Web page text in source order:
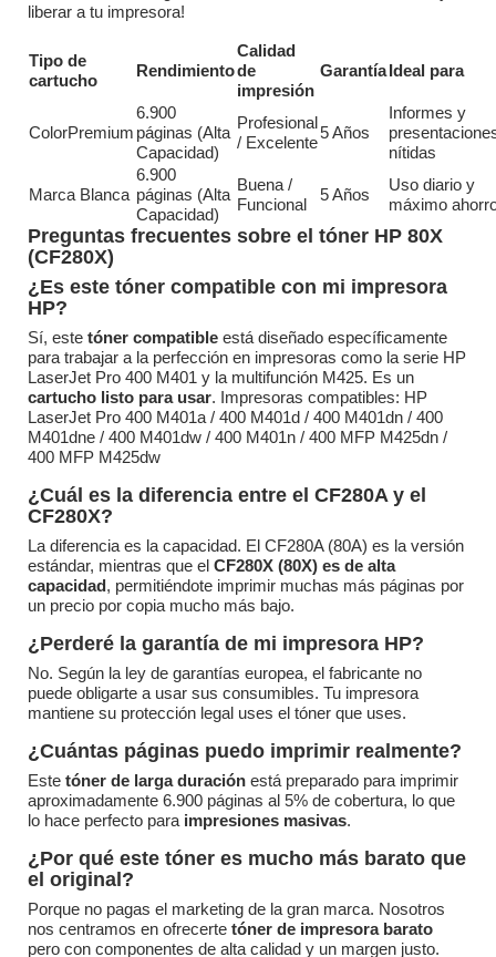
liberar a tu impresora!
Tipo de
cartucho
Rendimiento
Calidad
de
impresión
GarantíaIdeal para
ColorPremium
6.900
páginas (Alta
Capacidad)
Profesional
/ Excelente
5 Años
Informes y
nítidas
Marca Blanca
6.900
páginas (Alta
Capacidad)
Buena /
Funcional
5 Años
Uso diario y
máximo
Preguntas frecuentes sobre el tóner HP 80X
(CF280X)
¿Es este tóner compatible con mi impresora
HP?
Sí, este tóner compatible está diseñado específicamente
para trabajar a la perfección en impresoras como la serie HP
LaserJet Pro 400 M401 y la multifunción M425. Es un
cartucho listo para usar. Impresoras compatibles: HP
LaserJet Pro 400 M401a / 400 M401d / 400 M401dn / 400
M401dne / 400 M401dw / 400 M401n / 400 MFP M425dn /
400 MFP M425dw
¿Cuál es la diferencia entre el CF280A y el
CF280X?
La diferencia es la capacidad. El CF280A (80A) es la versión
estándar, mientras que el CF280X (80X) es de alta
capacidad, permitiéndote imprimir muchas más páginas por
un precio por copia mucho más bajo.
¿Perderé la garantía de mi impresora HP?
No. Según la ley de garantías europea, el fabricante no
puede obligarte a usar sus consumibles. Tu impresora
mantiene su protección legal uses el tóner que uses.
¿Cuántas páginas puedo imprimir realmente?
Este tóner de larga duración está preparado para imprimir
aproximadamente 6.900 páginas al 5% de cobertura, lo que
lo hace perfecto para impresiones masivas.
¿Por qué este tóner es mucho más barato que
el original?
Porque no pagas el marketing de la gran marca. Nosotros
nos centramos en ofrecerte tóner de impresora barato
pero con componentes de alta calidad y un margen justo.